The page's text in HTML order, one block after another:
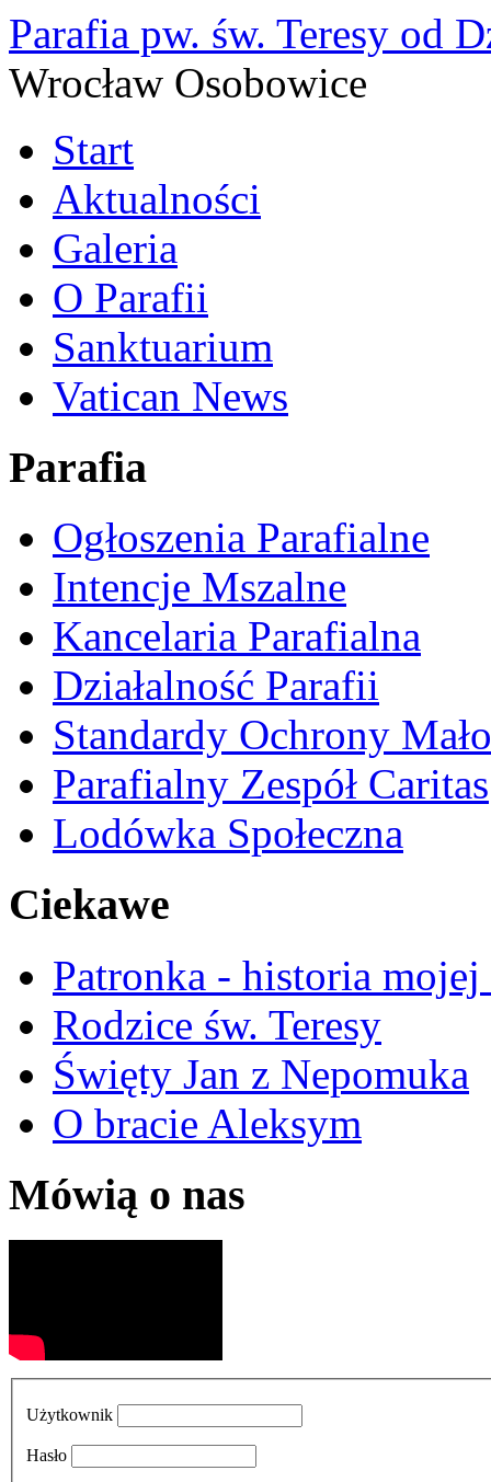
Parafia pw. św. Teresy od
Wrocław Osobowice
Start
Aktualności
Galeria
O Parafii
Sanktuarium
Vatican News
Parafia
Ogłoszenia Parafialne
Intencje Mszalne
Kancelaria Parafialna
Działalność Parafii
Standardy Ochrony
Parafialny Zespół Caritas
Lodówka Społeczna
Ciekawe
Patronka - historia mojej
Rodzice św. Teresy
Święty Jan z Nepomuka
O bracie Aleksym
Mówią o nas
Użytkownik
Hasło